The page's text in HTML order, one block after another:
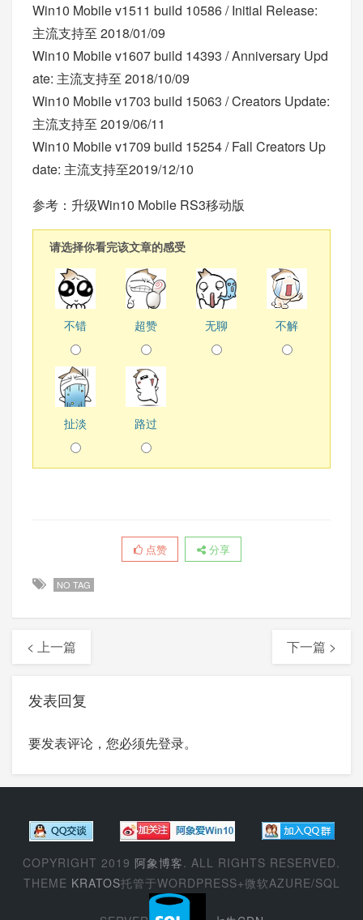
Win10 Mobile v1511 build 10586 / Initial Release:
主流支持至 2018/01/09
Win10 Mobile v1607 build 14393 / Anniversary Upd
ate: 主流支持至 2018/10/09
Win10 Mobile v1703 build 15063 / Creators Update:
主流支持至 2019/06/11
Win10 Mobile v1709 build 15254 / Fall Creators Up
date: 主流支持至2019/12/10
参考： 升级Win10 Mobile RS3移动版
请选择你看完该文章的感受
不错 超赞 无聊 不解
扯淡 路过
点赞 分享
NO TAG
< 上一篇 下一篇 >
发表回复
要发表评论，您必须先登录。
COPYRIGHT 2019 阿象博客 . ALL RIGHTS RESERVED.
THEME KRATOS托管于WORDPRESS+微软AZURE/SQL